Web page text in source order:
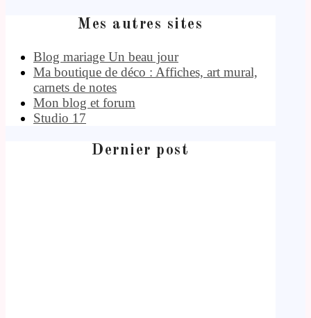
Mes autres sites
Blog mariage Un beau jour
Ma boutique de déco : Affiches, art mural,
carnets de notes
Mon blog et forum
Studio 17
Dernier post